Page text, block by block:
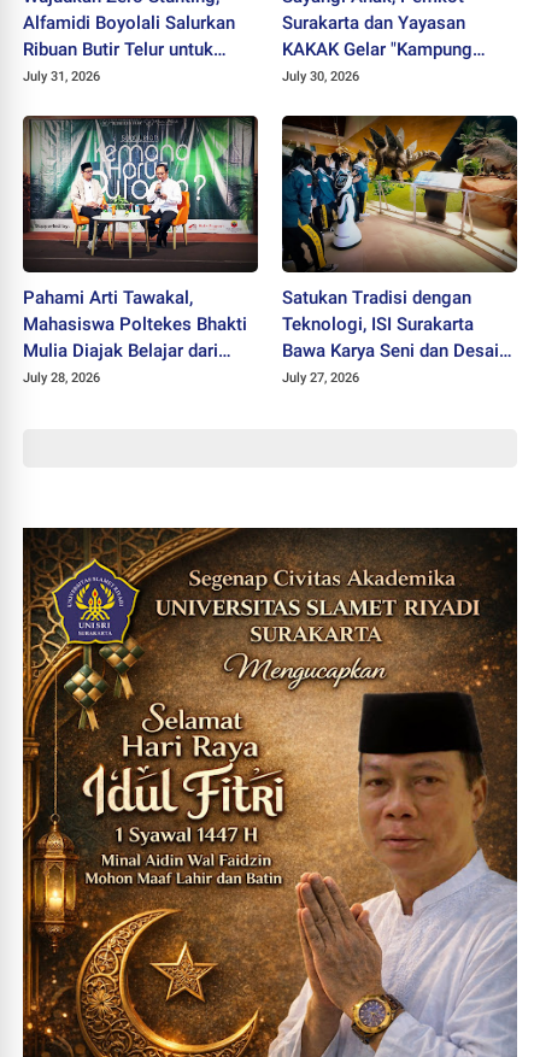
Alfamidi Boyolali Salurkan
Ribuan Butir Telur untuk
Balita Sleman
July 31, 2026
Surakarta dan Yayasan
KAKAK Gelar "Kampung
Keren Tanpa Rokok Award
July 30, 2026
Pahami Arti Tawakal,
Mahasiswa Poltekes Bhakti
Mulia Diajak Belajar dari
Cicak
July 28, 2026
Satukan Tradisi dengan
Teknologi, ISI Surakarta
Bawa Karya Seni dan Desain
ke Tahir Solo Museum
July 27, 2026